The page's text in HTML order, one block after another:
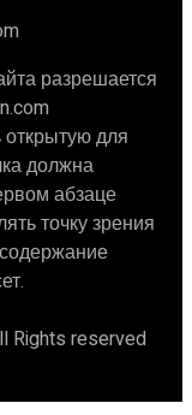
разрешается
для
должна
абзаце
точку зрения
Rights reserved